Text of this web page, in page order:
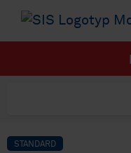
STANDARD